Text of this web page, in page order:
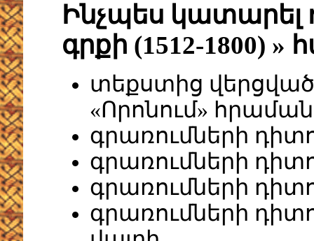
Ինչպես կատարել
գրքի (1512-1800)
տեքստից
«Որոնում»
գրառումների
գրառումների
գրառումների
գրառումների